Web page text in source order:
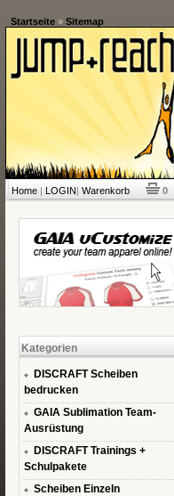
Startseite» Sitemap
Home| LOGIN| Warenkorb 0
Kategorien
DISCRAFT Scheiben
bedrucken
GAIA Sublimation Team-
Ausrüstung
DISCRAFT Trainings +
Schulpakete
Scheiben Einzeln